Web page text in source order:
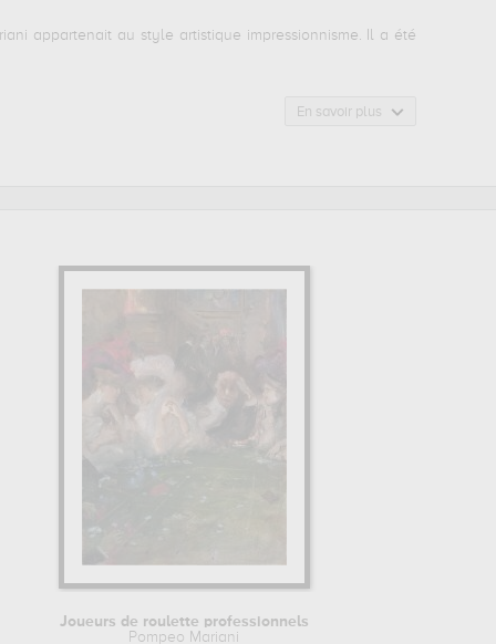
appartenait au style artistique impressionnisme. Il a été
En savoir plus
Joueurs de roulette professionnels
Pompeo Mariani